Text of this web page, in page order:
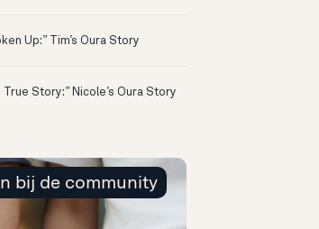
Up:” Tim’s Oura Story
Story:” Nicole’s Oura Story
bij de community